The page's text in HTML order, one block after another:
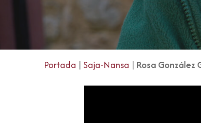
Portada | Saja-Nansa | Rosa González